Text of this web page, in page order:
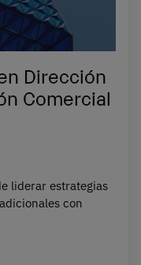
Dirección
Comercial
liderar estrategias
con